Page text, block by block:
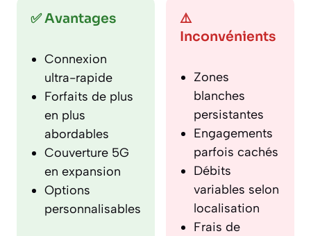
✅ Avantages
Connexion
ultra-rapide
Forfaits de plus
en plus
abordables
Couverture 5G
en expansion
Options
personnalisables
⚠️
Inconvénients
Zones
blanches
persistantes
Engagements
parfois cachés
Débits
variables selon
localisation
Frais de